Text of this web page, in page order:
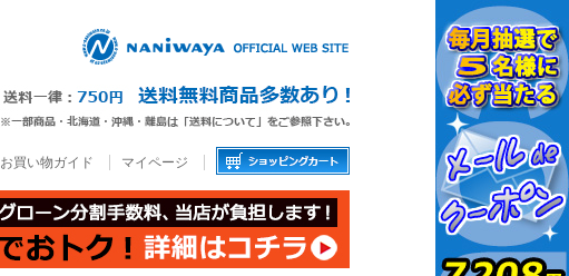
お買い物ガイド マイページ